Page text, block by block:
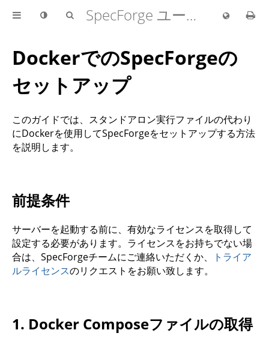
SpecForge ユーザーガイド
DockerでのSpecForgeの
セットアップ
このガイドでは、スタンドアロン実行ファイルの代わり
にDockerを使用してSpecForgeをセットアップする方法
を説明します。
前提条件
サーバーを起動する前に、有効なライセンスを取得して
設定する必要があります。ライセンスをお持ちでない場
合は、SpecForgeチームにご連絡いただくか、
トライア
ルライセンスのリクエストをお願い致します。
1. Docker Composeファイルの取得